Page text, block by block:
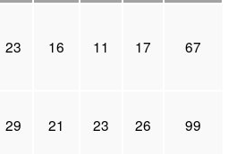
23 16 11 17 67
29 21 23 26 99